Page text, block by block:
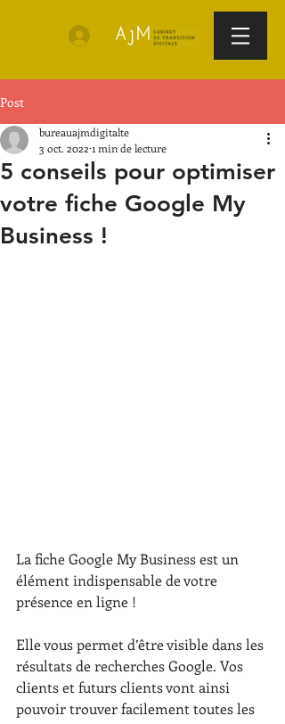
Post
5 conseils pour optimiser
votre fiche Google My
Business !
bureauajmdigitalte
3 oct. 2022 1 min de lecture
La fiche Google My Business est un
élément indispensable de votre
présence en ligne !
Elle vous permet d’être visible dans les
résultats de recherches Google. Vos
clients et futurs clients vont ainsi
pouvoir trouver facilement toutes les